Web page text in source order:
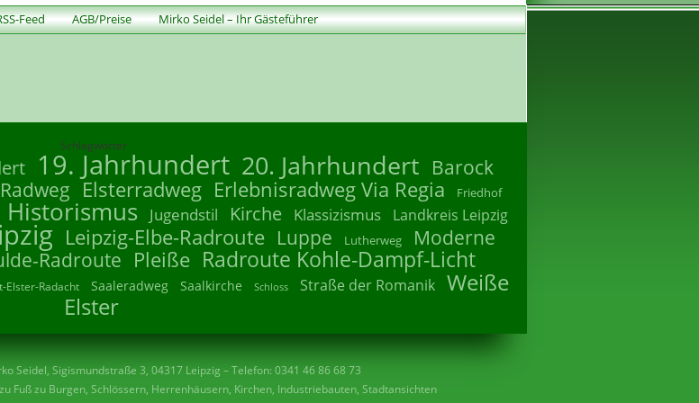
Feed AGB/Preise Mirko Seidel – Ihr Gästeführer
Schlagwörter
19. Jahrhundert 20. Jahrhundert Barock
Elsterradweg Erlebnisradweg Via Regia Friedhof
Historismus Jugendstil Kirche Klassizismus Landkreis Leipzig
Leipzig-Elbe-Radroute Luppe Lutherweg Moderne
Radroute Pleiße Radroute Kohle-Dampf-Licht
Elster-Radacht Saaleradweg Saalkirche Schloss Straße der Romanik Weiße
Elster
Seidel, Sigismundstraße 3, 04317 Leipzig – Telefon: 0341 46 86 68 73
Fuß zu Burgen, Schlössern, Herrenhäusern, Kirchen, Industriebauten, Stadtansichten